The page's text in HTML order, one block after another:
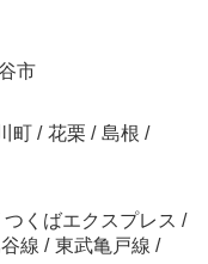
市
町 / 花栗 / 島根 /
つくばエクスプレス /
線 / 東武亀戸線 /